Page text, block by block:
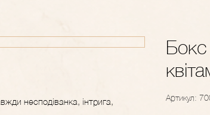
несподіванка, інтрига,
Артикул: